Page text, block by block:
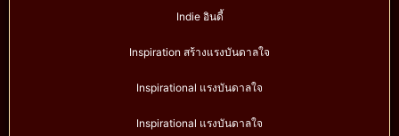
Indie อินดี้
Inspiration สร้างแรงบันดาลใจ
Inspirational แรงบันดาลใจ
Inspirational แรงบันดาลใจ